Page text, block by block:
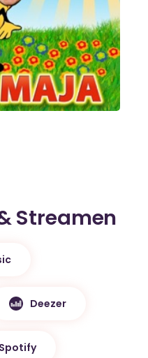
Streamen
Deezer